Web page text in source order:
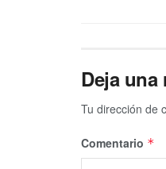
Deja una
Tu dirección de
Comentario *